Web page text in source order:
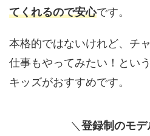
てくれるので安心です。
本格的ではないけれど、チ
仕事もやってみたい！とい
キッズがおすすめです。
＼登録制のモデ